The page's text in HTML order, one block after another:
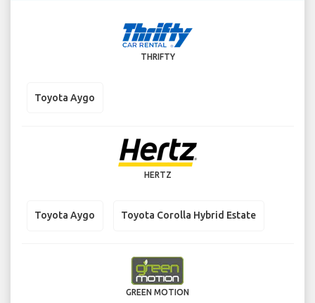
THRIFTY
Toyota Aygo
HERTZ
Toyota Aygo Toyota Corolla Hybrid Estate
GREEN MOTION